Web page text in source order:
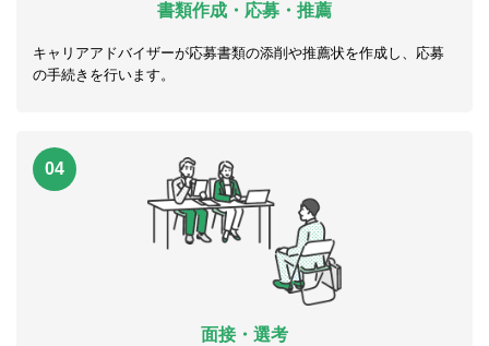
書類作成・応募・推薦
キャリアアドバイザーが応募書類の添削や推薦状を作成し、応募
の手続きを行います。
04
面接・選考